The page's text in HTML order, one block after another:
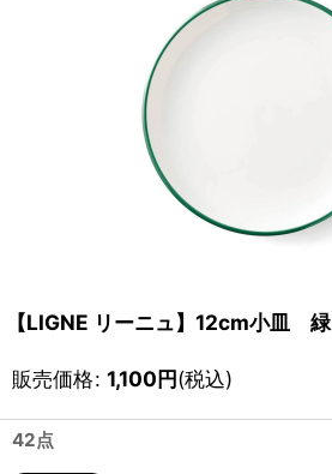
【LIGNE リーニュ】12cm小皿 緑
販売価格: 1,100円(税込)
42点